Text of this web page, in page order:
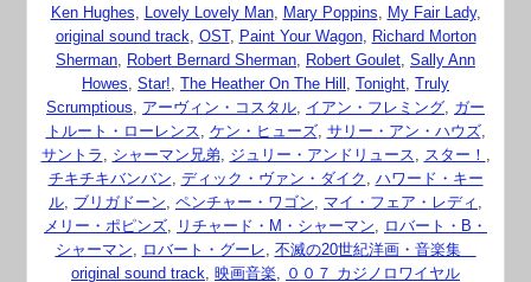
Ken Hughes, Lovely Lovely Man, Mary Poppins, My Fair Lady,
original sound track, OST, Paint Your Wagon, Richard Morton
Sherman, Robert Bernard Sherman, Robert Goulet, Sally Ann
Howes, Star!, The Heather On The Hill , Tonight, Truly
Scrumptious, アーヴィン・コスタル, イアン・フレミング, ガー
トルート・ローレンス, ケン・ヒューズ, サリー・アン・ハウズ,
サントラ , シャーマン兄弟, ジュリー・アンドリュース, スター！ ,
チキチキバンバン, ディック・ヴァン・ダイク , ハワード・キー
ル, ブリガドーン, ペンチャー・ワゴン, マイ・フェア・レディ ,
メリー・ポピンズ, リチャード・M・シャーマン, ロバート・B・
シャーマン, ロバート・グーレ, 不滅の20世紀洋画・音楽集
original sound track, 映画音楽, ００７ カジノロワイヤル